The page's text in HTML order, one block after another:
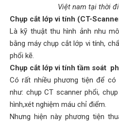
Việt nam tại thời
Chụp cắt lớp vi tính (CT-
Là kỹ thuật thu hình ảnh nhu
bằng máy chụp cắt lớp vi tính,
phổi kẽ.
Chụp cắt lớp vi tính tầm soát
Có rất nhiều phương tiện để
như: chụp CT scanner phổi,
hình,xét nghiệm máu chỉ điểm.
Nhưng hiện này phương tiện